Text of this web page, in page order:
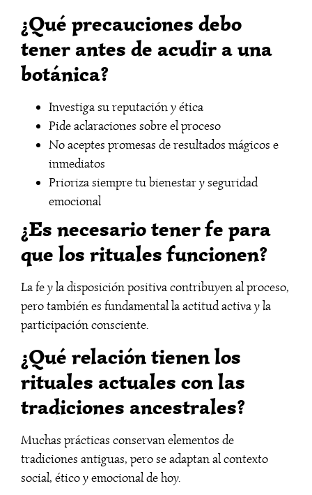
¿Qué precauciones debo
tener antes de acudir a una
botánica?
Investiga su reputación y ética
Pide aclaraciones sobre el proceso
No aceptes promesas de resultados mágicos e
inmediatos
Prioriza siempre tu bienestar y seguridad
emocional
¿Es necesario tener fe para
que los rituales funcionen?
La fe y la disposición positiva contribuyen al proceso,
pero también es fundamental la actitud activa y la
participación consciente.
¿Qué relación tienen los
rituales actuales con las
tradiciones ancestrales?
Muchas prácticas conservan elementos de
tradiciones antiguas, pero se adaptan al contexto
social, ético y emocional de hoy.